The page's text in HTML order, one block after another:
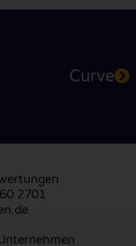
Curve
2701